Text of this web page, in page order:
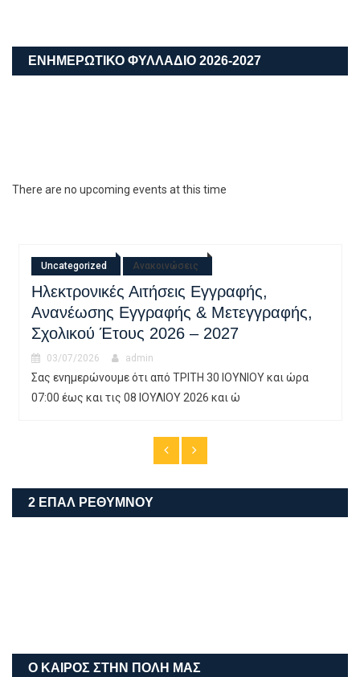
ΕΝΗΜΕΡΩΤΙΚΟ ΦΥΛΛΑΔΙΟ 2026-2027
There are no upcoming events at this time
Εγκύκλιος Εγγραφών-Μετεγγραφών
30/06/2026 admin
Εγκύκλιος εγγραφών_2026-27Λήψη
2 ΕΠΑΛ ΡΕΘΎΜΝΟΥ
Ο ΚΑΙΡΌΣ ΣΤΗΝ ΠΌΛΗ ΜΑΣ